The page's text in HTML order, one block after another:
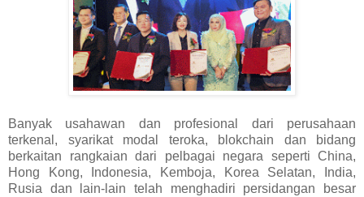
Banyak usahawan dan profesional dari perusahaan
terkenal, syarikat modal teroka, blokchain dan bidang
berkaitan rangkaian dari pelbagai negara seperti China,
Hong Kong, Indonesia, Kemboja, Korea Selatan, India,
Rusia dan lain-lain telah menghadiri persidangan besar